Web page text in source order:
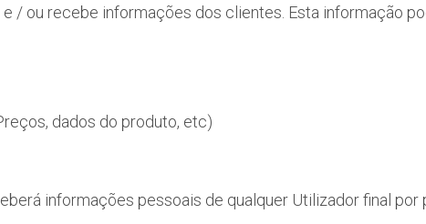
/ ou recebe informações dos clientes. Esta informação
dados do produto, etc)
informações pessoais de qualquer Utilizador final por